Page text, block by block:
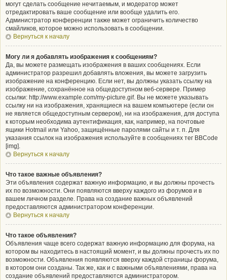
могут сделать сообщение нечитаемым, и модератор может
отредактировать ваше сообщение или вообще удалить его.
Администратор конференции также может ограничить количество
смайликов, которое можно использовать в сообщении.
Вернуться к началу
Могу ли я добавлять изображения к сообщениям?
Да, вы можете размещать изображения в ваших сообщениях. Если
администратор разрешил добавлять вложения, вы можете загрузить
изображение на конференцию. Если нет, вы должны указать ссылку на
изображение, сохранённое на общедоступном веб-сервере. Пример
ссылки: http://www.example.com/my-picture.gif. Вы не можете указывать
ссылку ни на изображения, хранящиеся на вашем компьютере (если он
не является общедоступным сервером), ни на изображения, для доступа
к которым необходима аутентификация, как, например, на почтовые
ящики Hotmail или Yahoo, защищённые паролями сайты и т. п. Для
указания ссылок на изображения используйте в сообщениях тег BBCode
[img].
Вернуться к началу
Что такое важные объявления?
Эти объявления содержат важную информацию, и вы должны прочесть
их по возможности. Они появляются вверху каждого из форумов и в
вашем личном разделе. Права на создание важных объявлений
предоставляются администратором конференции.
Вернуться к началу
Что такое объявления?
Объявления чаще всего содержат важную информацию для форума, на
котором вы находитесь в настоящий момент, и вы должны прочесть их по
возможности. Объявления появляются вверху каждой страницы форума,
в котором они созданы. Так же, как и с важными объявлениями, права на
создание объявлений предоставляются администратором.